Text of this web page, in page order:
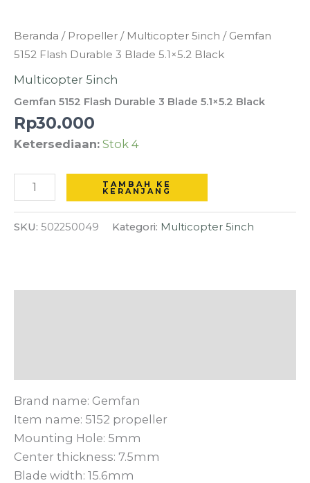
Beranda / Propeller / Multicopter 5inch / Gemfan
5152 Flash Durable 3 Blade 5.1×5.2 Black
Multicopter 5inch
Gemfan 5152 Flash Durable 3 Blade 5.1×5.2 Black
Rp30.000
Ketersediaan: Stok 4
Kuantitas
Gemfan
5152
Durable
3
Blade
Black
TAMBAH KE
KERANJANG
SKU: 502250049 Kategori: Multicopter 5inch
Brand name: Gemfan
Item name: 5152 propeller
Mounting Hole: 5mm
Center thickness: 7.5mm
Blade width: 15.6mm